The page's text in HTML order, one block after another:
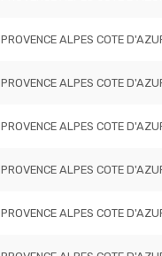
PROVENCE ALPES COTE
PROVENCE ALPES COTE
PROVENCE ALPES COTE
PROVENCE ALPES COTE
PROVENCE ALPES COTE